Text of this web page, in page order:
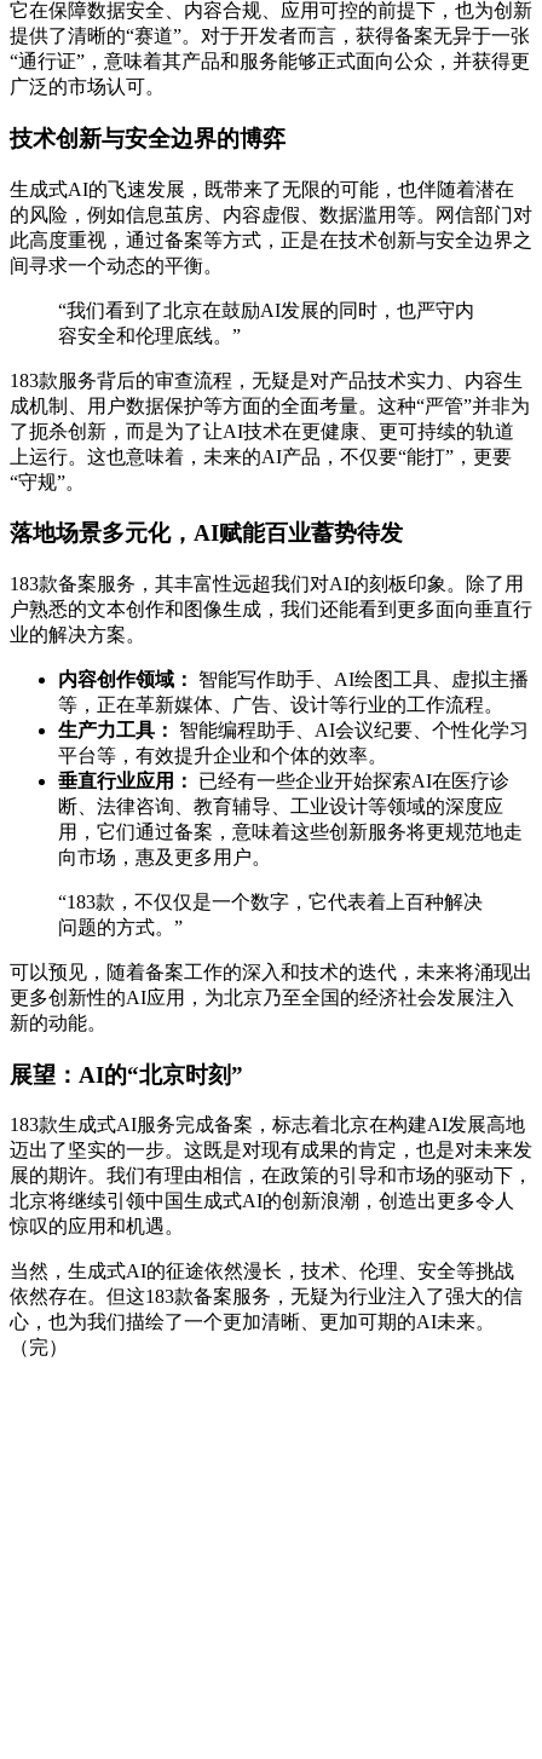
它在保障数据安全、内容合规、应用可控的前提下，也为创新
提供了清晰的“赛道”。对于开发者而言，获得备案无异于一张
“通行证”，意味着其产品和服务能够正式面向公众，并获得更
广泛的市场认可。
技术创新与安全边界的博弈
生成式AI的飞速发展，既带来了无限的可能，也伴随着潜在
的风险，例如信息茧房、内容虚假、数据滥用等。网信部门对
此高度重视，通过备案等方式，正是在技术创新与安全边界之
间寻求一个动态的平衡。
“我们看到了北京在鼓励AI发展的同时，也严守内
容安全和伦理底线。”
183款服务背后的审查流程，无疑是对产品技术实力、内容生
成机制、用户数据保护等方面的全面考量。这种“严管”并非为
了扼杀创新，而是为了让AI技术在更健康、更可持续的轨道
上运行。这也意味着，未来的AI产品，不仅要“能打”，更要
“守规”。
落地场景多元化，AI赋能百业蓄势待发
183款备案服务，其丰富性远超我们对AI的刻板印象。除了用
户熟悉的文本创作和图像生成，我们还能看到更多面向垂直行
业的解决方案。
内容创作领域：
智能写作助手、AI绘图工具、虚拟主播
等，正在革新媒体、广告、设计等行业的工作流程。
生产力工具：
智能编程助手、AI会议纪要、个性化学习
平台等，有效提升企业和个体的效率。
垂直行业应用：
已经有一些企业开始探索AI在医疗诊
断、法律咨询、教育辅导、工业设计等领域的深度应
用，它们通过备案，意味着这些创新服务将更规范地走
向市场，惠及更多用户。
“183款，不仅仅是一个数字，它代表着上百种解决
问题的方式。”
可以预见，随着备案工作的深入和技术的迭代，未来将涌现出
更多创新性的AI应用，为北京乃至全国的经济社会发展注入
新的动能。
展望：AI的“北京时刻”
183款生成式AI服务完成备案，标志着北京在构建AI发展高地
迈出了坚实的一步。这既是对现有成果的肯定，也是对未来发
展的期许。我们有理由相信，在政策的引导和市场的驱动下，
北京将继续引领中国生成式AI的创新浪潮，创造出更多令人
惊叹的应用和机遇。
当然，生成式AI的征途依然漫长，技术、伦理、安全等挑战
依然存在。但这183款备案服务，无疑为行业注入了强大的信
心，也为我们描绘了一个更加清晰、更加可期的AI未来。
（完）